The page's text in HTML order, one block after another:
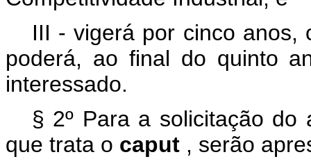
III - vigerá por cinco anos,
poderá, ao final do quinto
interessado.
§ 2º Para a solicitação do
que trata o caput , serão